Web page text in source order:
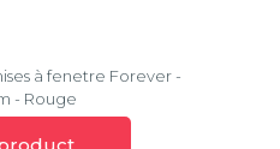
à fenetre Forever -
- Rouge